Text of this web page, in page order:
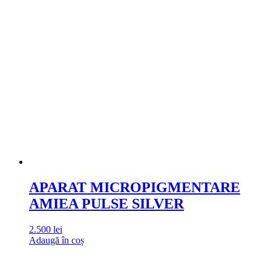
APARAT MICROPIGMENTARE
AMIEA PULSE SILVER
2.500 lei
Adaugă în coș